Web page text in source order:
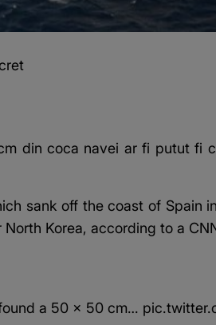
din coca navei ar fi putut fi
sank off the coast of
Korea, according to a
a 50 × 50 cm…